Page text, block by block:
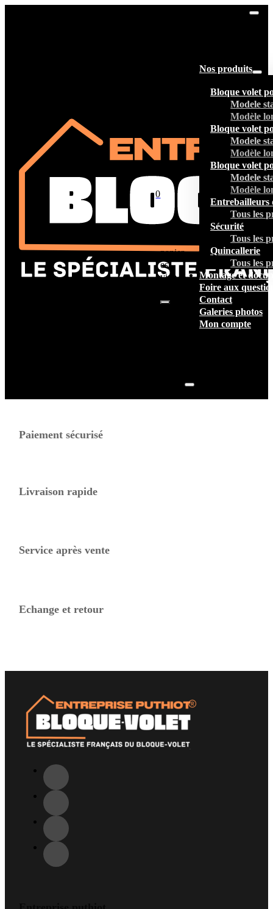
Nos produits
Bloque volet
Modele
Modèle
Bloque volet
Modele
Modèle
Bloque volet
Modele
Modèle
Entrebailleurs
Tous les
Sécurité
Tous les
Quincallerie
Tous les
Montage et
Foire aux
Contact
Galeries photos
Mon compte
0
panier
est
vide.
Paiement sécurisé
Livraison rapide
Service après vente
Echange et retour